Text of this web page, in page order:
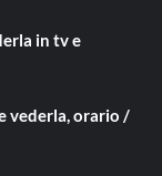
in tv e
vederla, orario /